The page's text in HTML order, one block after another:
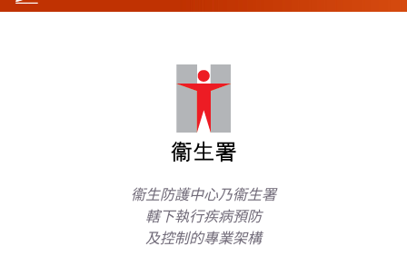
衞生防護中心乃衞生署
轄下執行疾病預防
及控制的專業架構